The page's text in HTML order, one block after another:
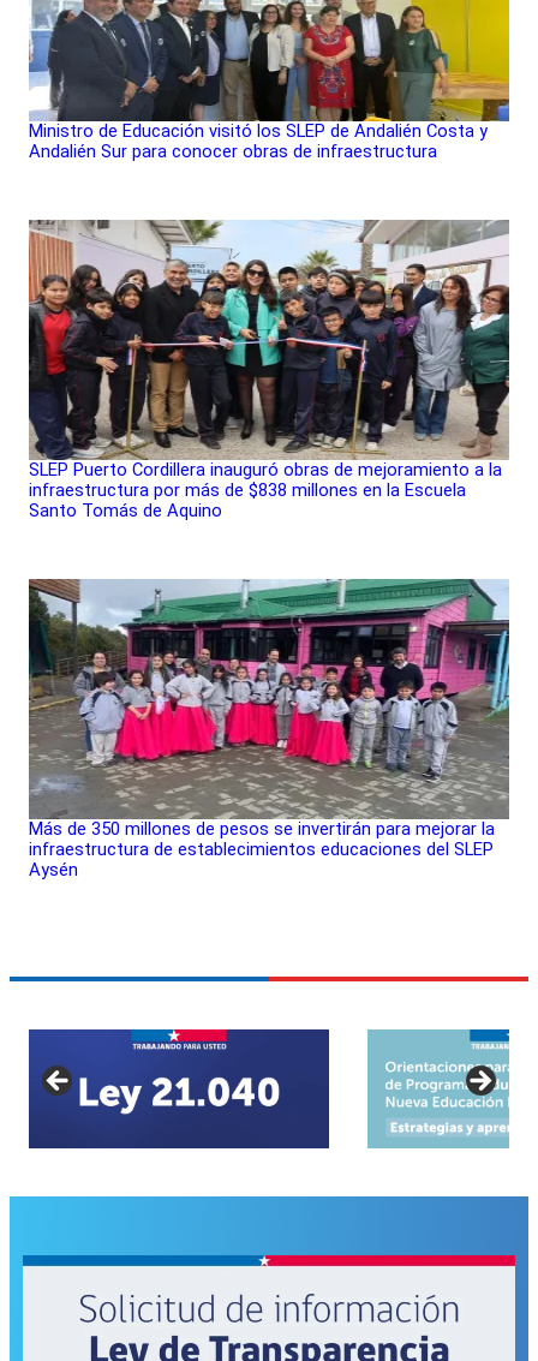
Ministro de Educación visitó los SLEP de Andalién Costa y
Andalién Sur para conocer obras de infraestructura
SLEP Puerto Cordillera inauguró obras de mejoramiento a la
infraestructura por más de $838 millones en la Escuela
Santo Tomás de Aquino
Más de 350 millones de pesos se invertirán para mejorar la
infraestructura de establecimientos educaciones del SLEP
Aysén